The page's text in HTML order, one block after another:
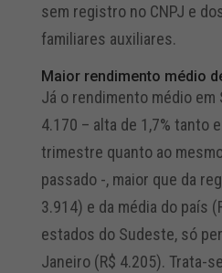
sem registro no CNPJ e
familiares auxiliares.
Maior rendimento médio
Já o rendimento médio em
4.170 – alta de 1,7% tanto
trimestre quanto ao
passado -, maior que da
3.914) e da média do país
estados do Sudeste, só
Janeiro (R$ 4.205). Trata-